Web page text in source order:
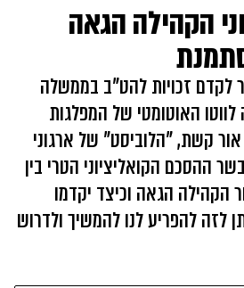
הקהילה הגאה
לקדם זכויות להט"ב בממשלה
האוטומטי של המפלגות
קשת, "הלוביסט" של ארגוני
ההסכם הקואליציוני הטרי בין
הקהילה הגאה וכיצד יקדמו
לזה להפריע לנו להמשיך ולדרוש